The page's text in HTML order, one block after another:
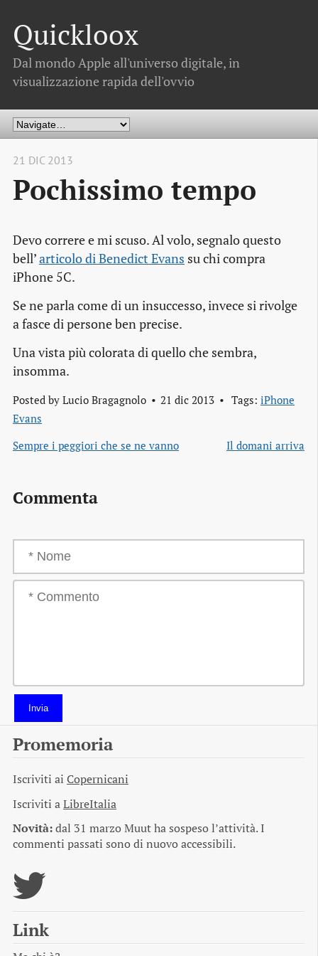
Quickloox
Dal mondo Apple all'universo digitale, in
visualizzazione rapida dell'ovvio
21 DIC 2013
Pochissimo tempo
Devo correre e mi scuso. Al volo, segnalo questo
bell’articolo di Benedict Evans su chi compra
iPhone 5C.
Se ne parla come di un insuccesso, invece si rivolge
a fasce di persone ben precise.
Una vista più colorata di quello che sembra,
insomma.
Posted by Lucio Bragagnolo 21 dic 2013 Tags: iPhone
Evans
Sempre i peggiori che se ne vanno
Il domani arriva
Commenta
Invia
Promemoria
Iscriviti ai Copernicani
Iscriviti aLibreItalia
Novità:dal 31 marzo Muut ha sospeso l’attività. I
commenti passati sono di nuovo accessibili.
Link